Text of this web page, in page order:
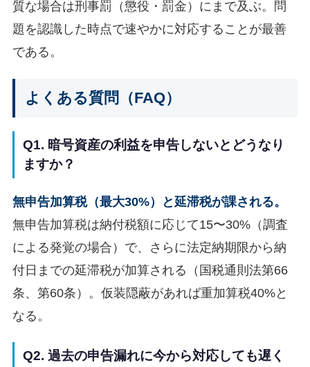
質な場合は刑事罰（懲役・罰金）にまで及ぶ。問
題を認識した時点で速やかに対応することが最善
である。
よくある質問（FAQ）
Q1. 暗号資産の利益を申告しないとどうなり
ますか？
無申告加算税（最大30%）と延滞税が課される。
無申告加算税は納付税額に応じて15〜30%（調査
による発覚の場合）で、さらに法定納期限から納
付日までの延滞税が加算される（国税通則法第66
条、第60条）。仮装隠蔽があれば重加算税40%と
なる。
Q2. 過去の申告漏れに今から対応しても遅く